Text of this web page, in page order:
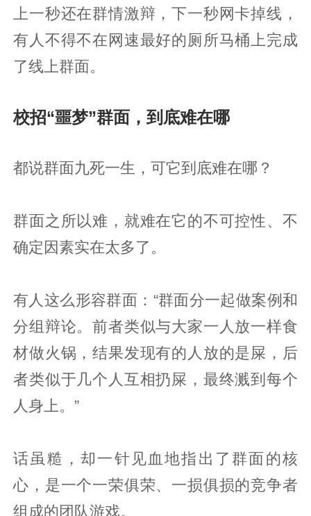
上一秒还在群情激辩，下一秒网卡掉线，
有人不得不在网速最好的厕所马桶上完成
了线上群面。
校招“噩梦”群面，到底难在哪
都说群面九死一生，可它到底难在哪？
群面之所以难，就难在它的不可控性、不
确定因素实在太多了。
有人这么形容群面：“群面分一起做案例和
分组辩论。前者类似与大家一人放一样食
材做火锅，结果发现有的人放的是屎，后
者类似于几个人互相扔屎，最终溅到每个
人身上。”
话虽糙，却一针见血地指出了群面的核
心，是一个一荣俱荣、一损俱损的竞争者
组成的团队游戏。